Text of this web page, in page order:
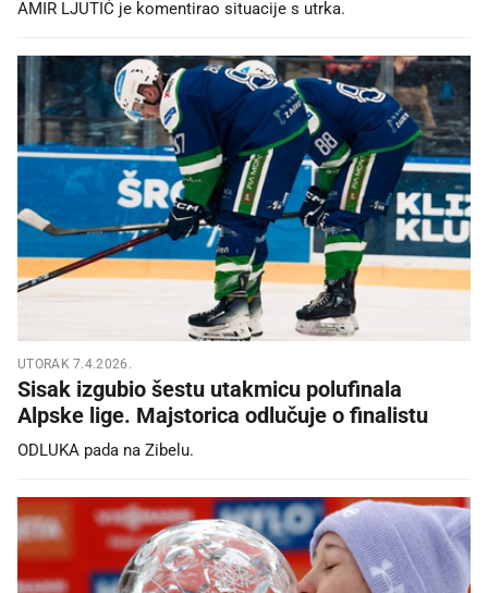
AMIR LJUTIĆ je komentirao situacije s utrka.
UTORAK 7.4.2026.
Sisak izgubio šestu utakmicu polufinala
Alpske lige. Majstorica odlučuje o finalistu
ODLUKA pada na Zibelu.